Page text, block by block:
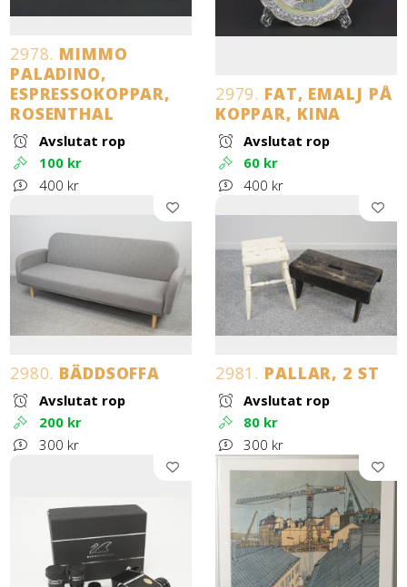
2978. MIMMO
PALADINO,
ESPRESSOKOPPAR,
ROSENTHAL
Avslutat rop
100 kr
400 kr
2979. FAT, EMALJ PÅ
KOPPAR, KINA
Avslutat rop
60 kr
400 kr
2980. BÄDDSOFFA
Avslutat rop
200 kr
300 kr
2981. PALLAR, 2 ST
Avslutat rop
80 kr
300 kr